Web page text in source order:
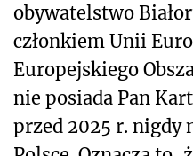
obywatelstwo
członkiem Unii
Europejskiego
nie posiada Pan
przed 2025 r. nigdy